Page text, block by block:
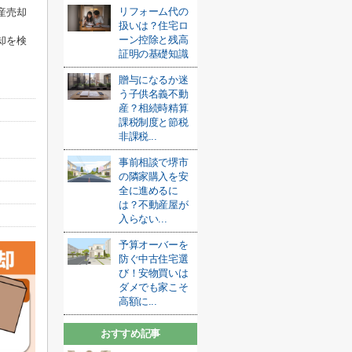
売却
を検
リフォーム代の
扱いは？住宅ロ
ーン控除と残高
証明の基礎知識
贈与になるか迷
う子供名義不動
産？相続時精算
課税制度と節税
非課税...
事前相談で堺市
の隣家購入を安
全に進めるに
は？不動産屋が
入らない...
予算オーバーを
防ぐ中古住宅選
び！安物買いは
ダメでも家こそ
高額に...
おすすめ記事